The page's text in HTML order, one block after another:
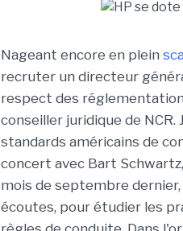
Nageant encore en plein
recruter un directeur
respect des
conseiller juridique de
standards américains de
concert avec Bart
mois de septembre
écoutes, pour étudier les